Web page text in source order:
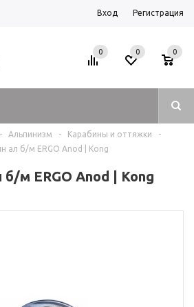
Вход Регистрация
0 0
0
- Альпинизм - Карабины и оттяжки
-
ал б/м ERGO Anod | Kong
б/м ERGO Anod | Kong